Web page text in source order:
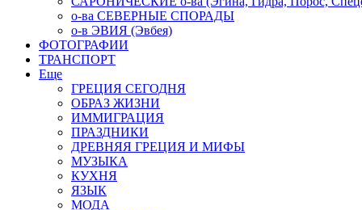
о-ва СЕВЕРНЫЕ СПОРАДЫ
о-в ЭВИЯ (Эвбея)
ФОТОГРАФИИ
ТРАНСПОРТ
Еще
ГРЕЦИЯ СЕГОДНЯ
ОБРАЗ ЖИЗНИ
ИММИГРАЦИЯ
ПРАЗДНИКИ
ДРЕВНЯЯ ГРЕЦИЯ И МИФЫ
МУЗЫКА
КУХНЯ
ЯЗЫК
МОДА